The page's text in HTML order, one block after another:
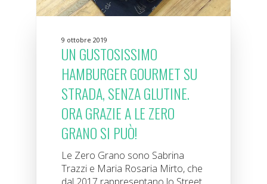
9 ottobre 2019
UN GUSTOSISSIMO
HAMBURGER GOURMET SU
STRADA, SENZA GLUTINE.
ORA GRAZIE A LE ZERO
GRANO SI PUÒ!
Le Zero Grano sono Sabrina
Trazzi e Maria Rosaria Mirto, che